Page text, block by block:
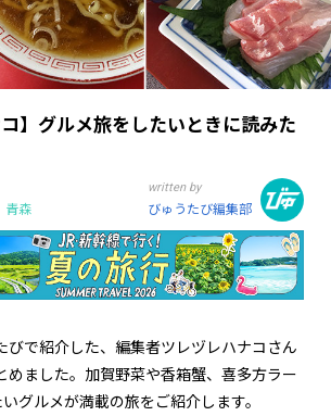
コ】グルメ旅をしたいときに読みた
青森
written by
びゅうたび編集部
びで紹介した、編集者ツレヅレハナコさん
めました。加賀野菜や香箱蟹、喜多方ラー
グルメが満載の旅をご紹介します。